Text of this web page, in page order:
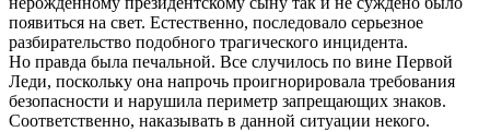
появиться на свет. Естественно, последовало серьезное
разбирательство подобного трагического инцидента.
Но правда была печальной. Все случилось по вине Первой
Леди, поскольку она напрочь проигнорировала требования
безопасности и нарушила периметр запрещающих знаков.
Соответственно, наказывать в данной ситуации некого.